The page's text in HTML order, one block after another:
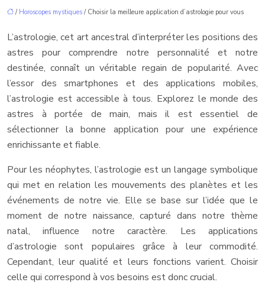
/ Horoscopes mystiques / Choisir la meilleure application d’astrologie pour vous
L’astrologie, cet art ancestral d’interpréter les positions des
astres pour comprendre notre personnalité et notre
destinée, connaît un véritable regain de popularité. Avec
l’essor des smartphones et des applications mobiles,
l’astrologie est accessible à tous. Explorez le monde des
astres à portée de main, mais il est essentiel de
sélectionner la bonne application pour une expérience
enrichissante et fiable.
Pour les néophytes, l’astrologie est un langage symbolique
qui met en relation les mouvements des planètes et les
événements de notre vie. Elle se base sur l’idée que le
moment de notre naissance, capturé dans notre thème
natal, influence notre caractère. Les applications
d’astrologie sont populaires grâce à leur commodité.
Cependant, leur qualité et leurs fonctions varient. Choisir
celle qui correspond à vos besoins est donc crucial.